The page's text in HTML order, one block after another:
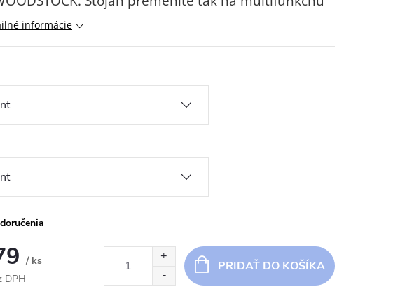
informácie
/ ks
DPH
PRIDAŤ DO KOŠÍKA